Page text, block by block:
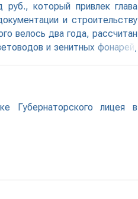
который привлек глава
и строительству
велось два года, рассчитан
и зенитных фонарей,
Губернаторского лицея в